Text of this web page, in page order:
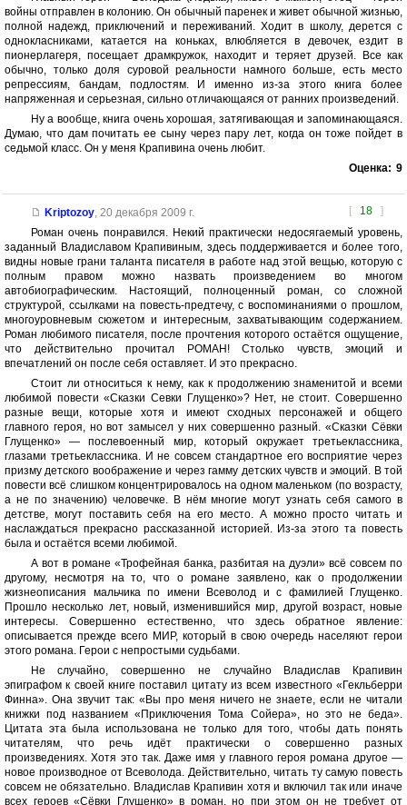
войны отправлен в колонию. Он обычный паренек и живет обычной жизнью,
полной надежд, приключений и переживаний. Ходит в школу, дерется с
однокласниками, катается на коньках, влюбляется в девочек, ездит в
пионерлагеря, посещает драмкружок, находит и теряет друзей. Все как
обычно, только доля суровой реальности намного больше, есть место
репрессиям, бандам, подлостям. И именно из-за этого книга более
напряженная и серьезная, сильно отличающаяся от ранних произведений.
Ну а вообще, книга очень хорошая, затягивающая и запоминающаяся.
Думаю, что дам почитать ее сыну через пару лет, когда он тоже пойдет в
седьмой класс. Он у меня Крапивина очень любит.
Оценка: 9
[ 18 ]
Kriptozoy, 20 декабря 2009 г.
Роман очень понравился. Некий практически недосягаемый уровень,
заданный Владиславом Крапивиным, здесь поддерживается и более того,
видны новые грани таланта писателя в работе над этой вещью, которую с
полным правом можно назвать произведением во многом
автобиографическим. Настоящий, полноценный роман, со сложной
структурой, ссылками на повесть-предтечу, с воспоминаниями о прошлом,
многоуровневым сюжетом и интересным, захватывающим содержанием.
Роман любимого писателя, после прочтения которого остаётся ощущение,
что действительно прочитал РОМАН! Столько чувств, эмоций и
впечатлений он после себя оставляет. И это прекрасно.
Стоит ли относиться к нему, как к продолжению знаменитой и всеми
любимой повести «Сказки Севки Глущенко»? Нет, не стоит. Совершенно
разные вещи, которые хотя и имеют сходных персонажей и общего
главного героя, но вот замысел у них совершенно разный. «Сказки Сёвки
Глущенко» — послевоенный мир, который окружает третьеклассника,
глазами третьеклассника. И не совсем стандартное его восприятие через
призму детского воображение и через гамму детских чувств и эмоций. В той
повести всё слишком концентрировалось на одном маленьком (по возрасту,
а не по значению) человечке. В нём многие могут узнать себя самого в
детстве, могут поставить себя на его место. А можно просто читать и
наслаждаться прекрасно рассказанной историей. Из-за этого та повесть
была и остаётся всеми любимой.
А вот в романе «Трофейная банка, разбитая на дуэли» всё совсем по
другому, несмотря на то, что о романе заявлено, как о продолжении
жизнеописания мальчика по имени Всеволод и с фамилией Глущенко.
Прошло несколько лет, новый, изменившийся мир, другой возраст, новые
интересы. Совершенно естественно, что здесь обратное явление:
описывается прежде всего МИР, который в свою очередь населяют герои
этого романа. Герои с непростыми судьбами.
Не случайно, совершенно не случайно Владислав Крапивин
эпиграфом к своей книге поставил цитату из всем известного «Гекльберри
Финна». Она звучит так: «Вы про меня ничего не знаете, если не читали
книжки под названием «Приключения Тома Сойера», но это не беда».
Цитата эта была использована не только для того, чтобы дать понять
читателям, что речь идёт практически о совершенно разных
произведениях. Хотя это так. Даже имя у главного героя романа другое —
новое производное от Всеволода. Действительно, читать ту самую повесть
совсем не обязательно. Владислав Крапивин хотя и включил так или иначе
всех героев «Сёвки Глущенко» в роман, но при этом он не требует от